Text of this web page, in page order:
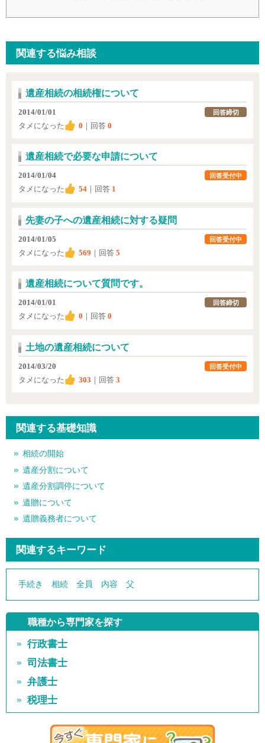
関連する悩み相談
遺産相続の相続権について
2014/01/01
タメになった
0 ｜回答 0
回答締切
遺産相続で必要な申請について
2014/01/04
タメになった
54 ｜回答 1
回答受付中
先妻の子への遺産相続に対する疑問
2014/01/05
タメになった
569 ｜回答 5
回答受付中
遺産相続について質問です。
2014/01/01
タメになった
0 ｜回答 0
回答締切
土地の遺産相続について
2014/03/20
タメになった
303 ｜回答 3
回答受付中
関連する基礎知識
相続の開始
遺産分割について
遺産分割調停について
遺贈について
遺贈義務者について
関連するキーワード
手続き 相続 全員 内容 父
職種から専門家を探す
行政書士
司法書士
弁護士
税理士